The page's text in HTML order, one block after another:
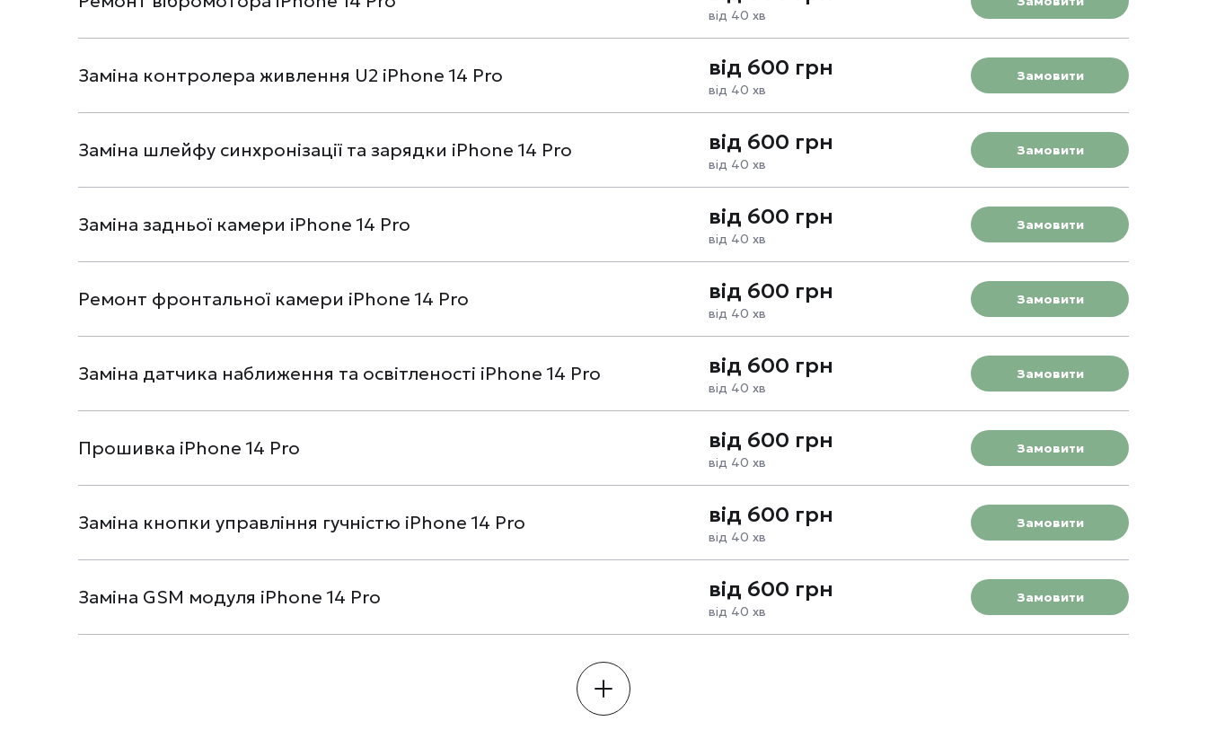
від 40 хв
Заміна контролера живлення U2 iPhone 14 Pro від 600 грн
від 40 хв
Замовити
Заміна шлейфу синхронізації та зарядки iPhone 14 Pro від 600 грн
від 40 хв
Замовити
Заміна задньої камери iPhone 14 Pro від 600 грн
від 40 хв
Замовити
Ремонт фронтальної камери iPhone 14 Pro від 600 грн
від 40 хв
Замовити
Заміна датчика наближення та освітленості iPhone 14 Pro від 600 грн
від 40 хв
Замовити
Прошивка iPhone 14 Pro від 600 грн
від 40 хв
Замовити
Заміна кнопки управління гучністю iPhone 14 Pro від 600 грн
від 40 хв
Замовити
Заміна GSM модуля iPhone 14 Pro від 600 грн
від 40 хв
Замовити